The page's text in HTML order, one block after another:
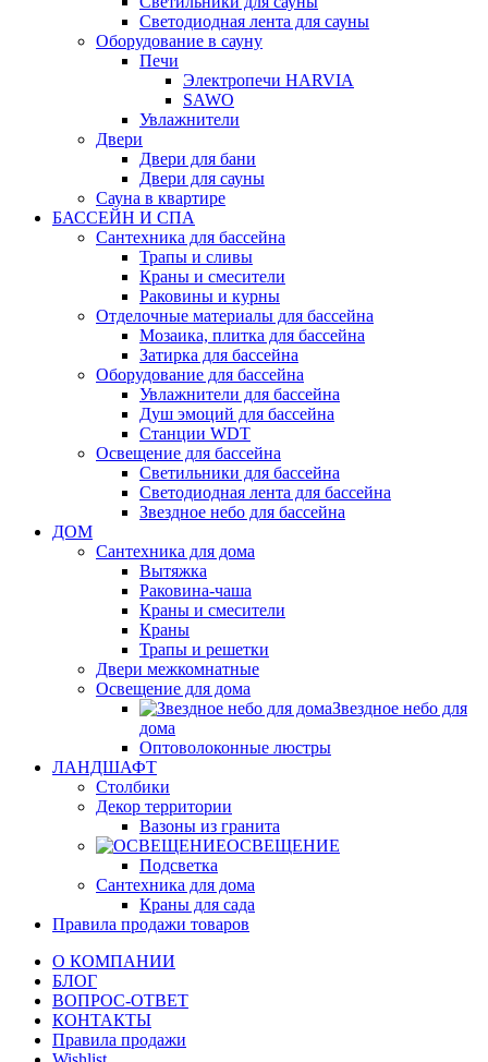
Светодиодная лента для сауны
Оборудование в сауну
Печи
Электропечи HARVIA
SAWO
Увлажнители
Двери
Двери для бани
Двери для сауны
Сауна в квартире
БАССЕЙН И СПА
Сантехника для бассейна
Трапы и сливы
Краны и смесители
Раковины и курны
Отделочные материалы для бассейна
Мозаика, плитка для бассейна
Затирка для бассейна
Оборудование для бассейна
Увлажнители для бассейна
Душ эмоций для бассейна
Станции WDT
Освещение для бассейна
Светильники для бассейна
Светодиодная лента для бассейна
Звездное небо для бассейна
ДОМ
Сантехника для дома
Вытяжка
Раковина-чаша
Краны и смесители
Краны
Трапы и решетки
Двери межкомнатные
Освещение для дома
Звездное небо для
дома
Оптоволоконные люстры
ЛАНДШАФТ
Столбики
Декор территории
Вазоны из гранита
ОСВЕЩЕНИЕ
Подсветка
Сантехника для дома
Краны для сада
Правила продажи товаров
О КОМПАНИИ
БЛОГ
ВОПРОС-ОТВЕТ
КОНТАКТЫ
Правила продажи